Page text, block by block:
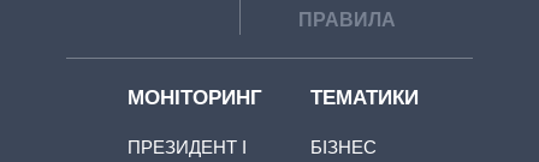
ПРАВИЛА
МОНІТОРИНГ
ПРЕЗИДЕНТ І
ТЕМАТИКИ
БІЗНЕС